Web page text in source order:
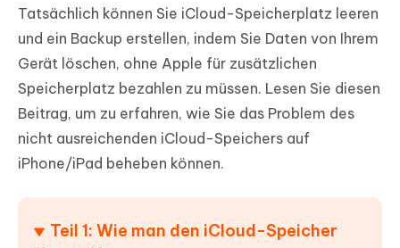
Tatsächlich können Sie iCloud-Speicherplatz leeren
und ein Backup erstellen, indem Sie Daten von Ihrem
Gerät löschen, ohne Apple für zusätzlichen
Speicherplatz bezahlen zu müssen. Lesen Sie diesen
Beitrag, um zu erfahren, wie Sie das Problem des
nicht ausreichenden iCloud-Speichers auf
iPhone/iPad beheben können.
Teil 1: Wie man den iCloud-Speicher